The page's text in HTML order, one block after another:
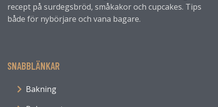
recept på surdegsbröd, småkakor och cupcakes. Tips
både för nybörjare och vana bagare.
SNABBLÄNKAR
Bakning